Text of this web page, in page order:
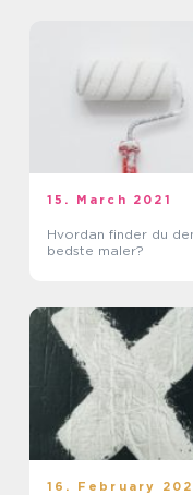
15. March 2021
Hvordan finder du
bedste maler?
16. February